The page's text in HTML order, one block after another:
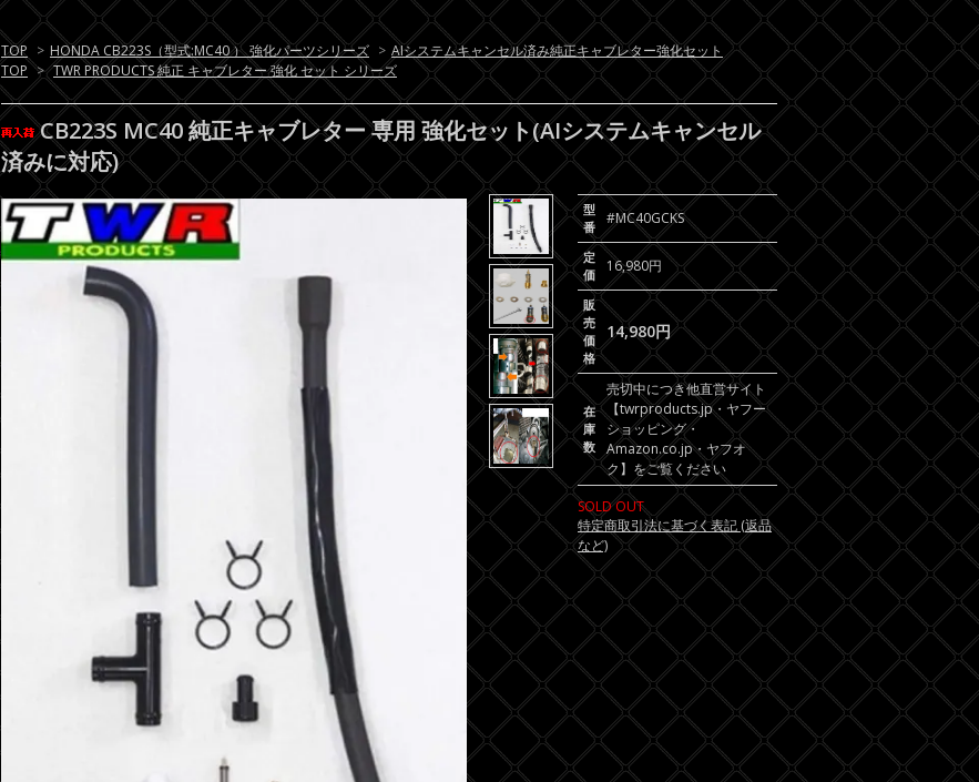
TOP > HONDA CB223S（型式:MC40 ） 強化パーツシリーズ > AIシステムキャンセル済み純正キャブレター強化セット
TOP > TWR PRODUCTS 純正 キャブレター 強化 セット シリーズ
CB223S MC40 純正キャブレター 専用 強化セット(AIシステムキャンセル
済みに対応)
型
番
#MC40GCKS
定
価
16,980円
販
売
価
格
14,980円
在
庫
数
売切中につき他直営サイト
【twrproducts.jp・ヤフー
ショッピング・
Amazon.co.jp・ヤフオ
ク】をご覧ください
SOLD OUT
特定商取引法に基づく表記 (返品
など)